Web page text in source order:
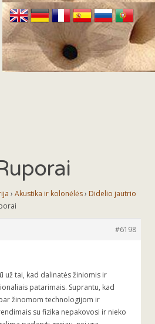
› Akustika ir kolonėlės› Didelio jautrio
#6198
už tai, kad dalinatės žiniomis ir
patarimais. Suprantu, kad
žinomom technologijom ir
su fizika nepakovosi ir nieko